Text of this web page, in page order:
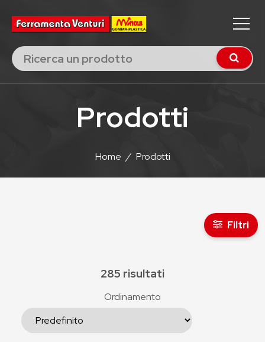
Prodotti
Home / Prodotti
Filtri
285 risultati
Ordinamento